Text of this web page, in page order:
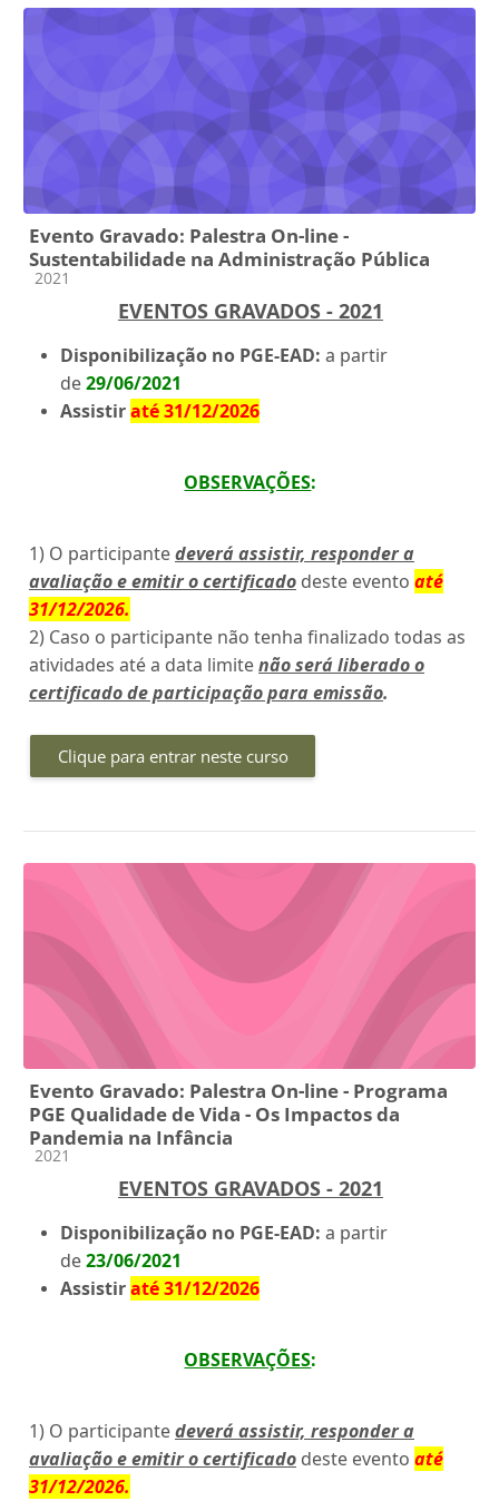
Evento Gravado: Palestra On-line -
Sustentabilidade na Administração Pública
Categoria do curso
2021
EVENTOS GRAVADOS - 2021
Disponibilização no PGE-EAD: a partir
de29/06/2021
Assistiraté 31/12/2026
OBSERVAÇÕES:
1) O participantedeverá assistir, responder a
avaliação e emitir o certificado deste evento até
31/12/2026.
2) Caso o participante não tenha finalizado todas as
atividades até a data limitenão será liberado o
certificado de participação para emissão.
Clique para entrar neste curso
Evento Gravado: Palestra On-line - Programa
PGE Qualidade de Vida - Os Impactos da
Pandemia na Infância
Categoria do curso
2021
EVENTOS GRAVADOS - 2021
Disponibilização no PGE-EAD: a partir
de23/06/2021
Assistiraté 31/12/2026
OBSERVAÇÕES:
1) O participantedeverá assistir, responder a
avaliação e emitir o certificado deste evento até
31/12/2026.